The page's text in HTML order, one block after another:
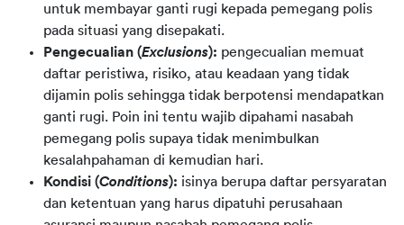
untuk membayar ganti rugi kepada pemegang polis
pada situasi yang disepakati.
Pengecualian (Exclusions): pengecualian memuat
daftar peristiwa, risiko, atau keadaan yang tidak
dijamin polis sehingga tidak berpotensi mendapatkan
ganti rugi. Poin ini tentu wajib dipahami nasabah
pemegang polis supaya tidak menimbulkan
kesalahpahaman di kemudian hari.
Kondisi (Conditions): isinya berupa daftar persyaratan
dan ketentuan yang harus dipatuhi perusahaan